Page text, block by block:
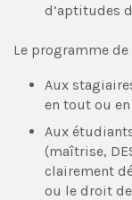
d’aptitudes
Le programme
Aux
en tout ou
Aux
(maîtrise,
clairement
ou le droit